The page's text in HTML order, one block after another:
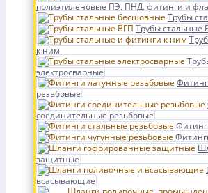
полиэтиленовые ПЭ, ПНД, фитинги и
Трубы
Трубы стальные
к ним
электросварные
резьбовые
соединительные резьбовые
защитные
всасывающие